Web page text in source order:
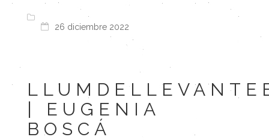
26 diciembre 2022
| EUGENIA
BOSCÁ